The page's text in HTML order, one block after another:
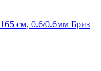
см, 0.6/0.6мм Бриз